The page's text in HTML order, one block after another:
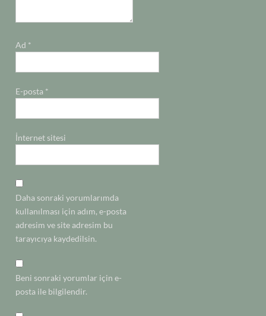
Ad *
E-posta *
İnternet sitesi
Daha sonraki yorumlarımda
kullanılması için adım, e-posta
adresim ve site adresim bu
tarayıcıya kaydedilsin.
Beni sonraki yorumlar için e-
posta ile bilgilendir.